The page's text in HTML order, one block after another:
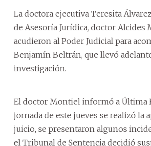
La doctora ejecutiva Teresita
de Asesoría Jurídica, doctor Alcides
acudieron al Poder Judicial para
Benjamín Beltrán, que llevó
investigación.
El doctor Montiel informó a Última
jornada de este jueves se realizó la
juicio, se presentaron algunos
el Tribunal de Sentencia decidió